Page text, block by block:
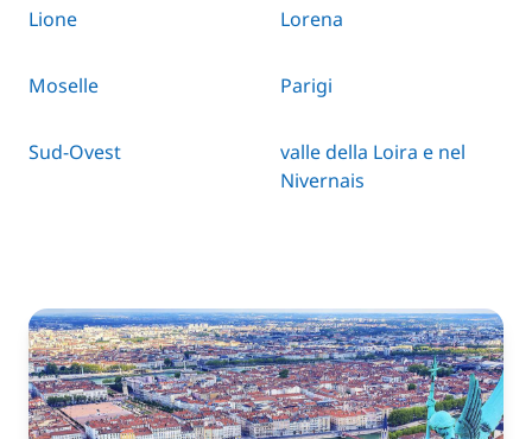
Lione Lorena
Moselle Parigi
Sud-Ovest
valle della Loira e nel
Nivernais